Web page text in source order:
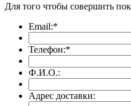
Для того чтобы совершить
Email:*
Телефон:*
Ф.И.О.:
Адрес доставки: